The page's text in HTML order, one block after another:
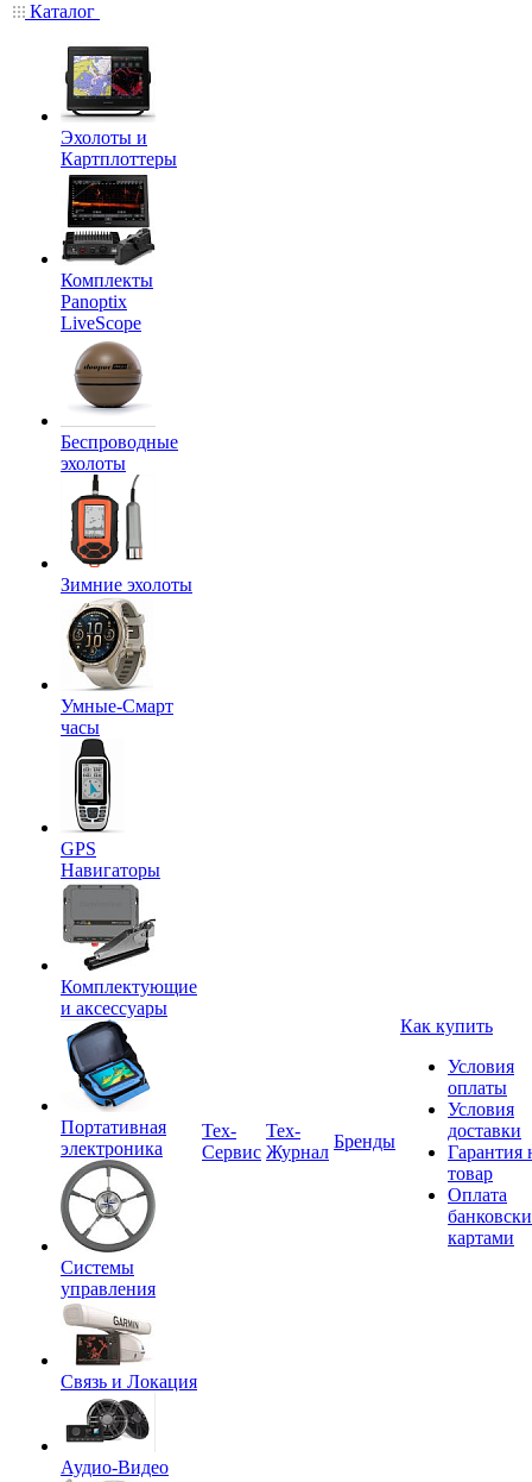
Каталог
Эхолоты и
Картплоттеры
Комплекты
Panoptix
LiveScope
Беспроводные
эхолоты
Зимние эхолоты
Умные-Смарт
часы
GPS
Навигаторы
Комплектующие
и аксессуары
Портативная
электроника
Системы
управления
Связь и Локация
Аудио-Видео
Tex-
Сервис
Тех-
Журнал
Бренды
Как купить
Условия
оплаты
Условия
доставки
Гарантия
товар
Оплата
картами